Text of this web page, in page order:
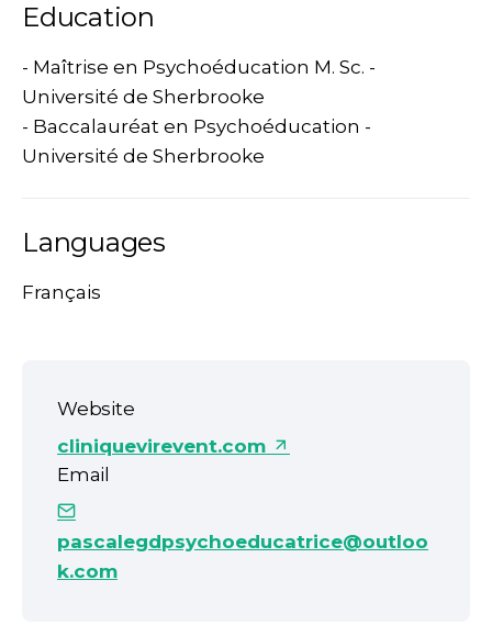
Education
- Maîtrise en Psychoéducation M. Sc. -
Université de Sherbrooke
- Baccalauréat en Psychoéducation -
Université de Sherbrooke
Languages
Français
Website
cliniquevirevent.com
Email
pascalegdpsychoeducatrice@outloo
k.com